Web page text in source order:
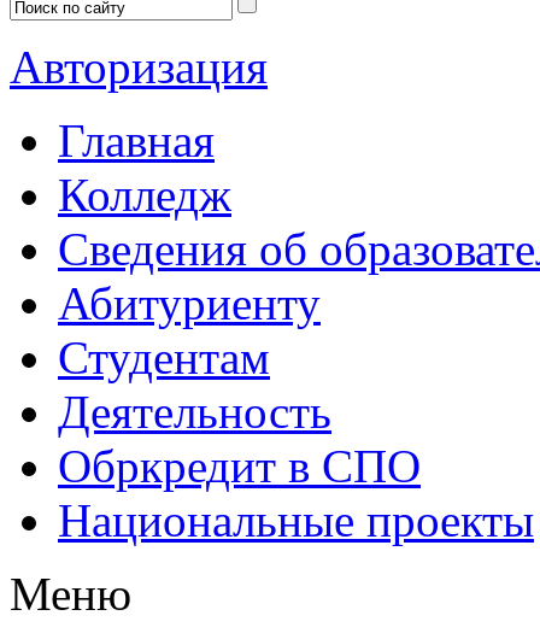
Авторизация
Главная
Колледж
Сведения об
Абитуриенту
Студентам
Деятельность
Обркредит в СПО
Национальные проекты
Меню